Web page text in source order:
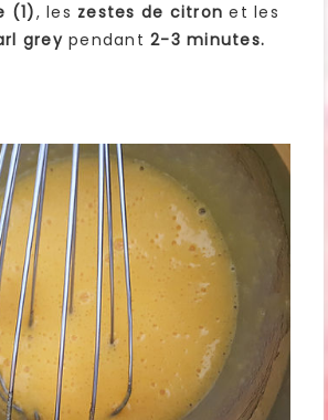
(1), les zestes de citron et les
greypendant2-3 minutes.